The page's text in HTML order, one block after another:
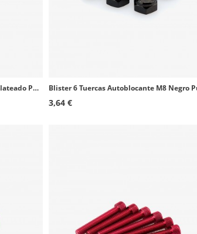
Blister 6 Tuercas Autoblocante M6 Plateado Puig 0736P
3,64 €